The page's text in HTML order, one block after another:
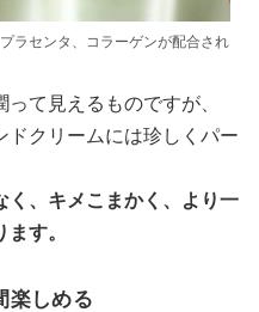
ラセンタ、コラーゲンが配合され
て見えるものですが、
ドクリームには珍しくパー
く、キメこまかく、より一
す。
楽しめる